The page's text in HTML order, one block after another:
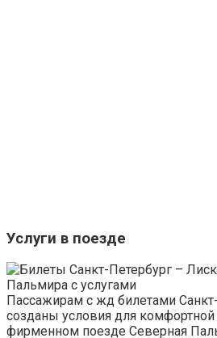
Услуги в поезде
Пассажирам с жд билетами
созданы условия для
фирменном поезде Северная